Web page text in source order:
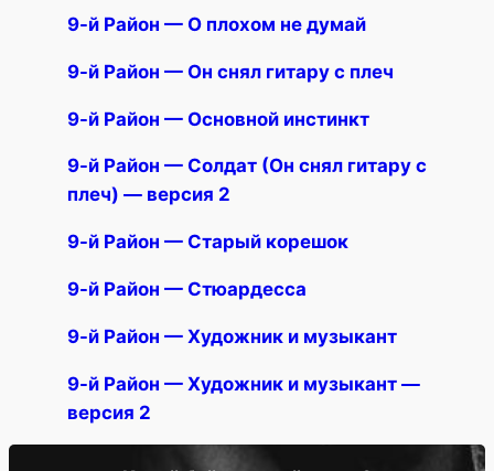
9-й Район — О плохом не думай
9-й Район — Он снял гитару с плеч
9-й Район — Основной инстинкт
9-й Район — Солдат (Он снял гитару с
плеч) — версия 2
9-й Район — Старый корешок
9-й Район — Стюардесса
9-й Район — Художник и музыкант
9-й Район — Художник и музыкант —
версия 2